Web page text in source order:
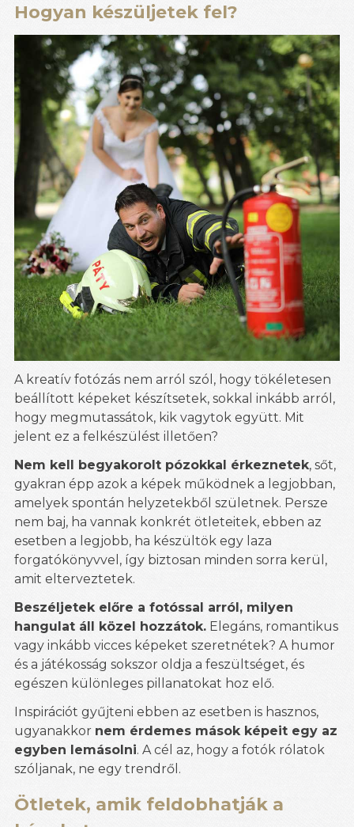
Hogyan készüljetek fel?
A kreatív fotózás nem arról szól, hogy tökéletesen
beállított képeket készítsetek, sokkal inkább arról,
hogy megmutassátok, kik vagytok együtt. Mit
jelent ez a felkészülést illetően?
Nem kell begyakorolt pózokkal érkeznetek, sőt,
gyakran épp azok a képek működnek a legjobban,
amelyek spontán helyzetekből születnek. Persze
nem baj, ha vannak konkrét ötleteitek, ebben az
esetben a legjobb, ha készültök egy laza
forgatókönyvvel, így biztosan minden sorra kerül,
amit elterveztetek.
Beszéljetek előre a fotóssal arról, milyen
hangulat áll közel hozzátok. Elegáns, romantikus
vagy inkább vicces képeket szeretnétek? A humor
és a játékosság sokszor oldja a feszültséget, és
egészen különleges pillanatokat hoz elő.
Inspirációt gyűjteni ebben az esetben is hasznos,
ugyanakkor nem érdemes mások képeit egy az
egyben lemásolni. A cél az, hogy a fotók rólatok
szóljanak, ne egy trendről.
Ötletek, amik feldobhatják a